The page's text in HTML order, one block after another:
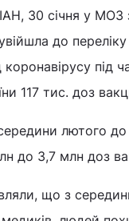
30 січня у МОЗ
увійшла до
коронавірусу під
117 тис. доз
лютого до
до 3,7 млн доз
що з